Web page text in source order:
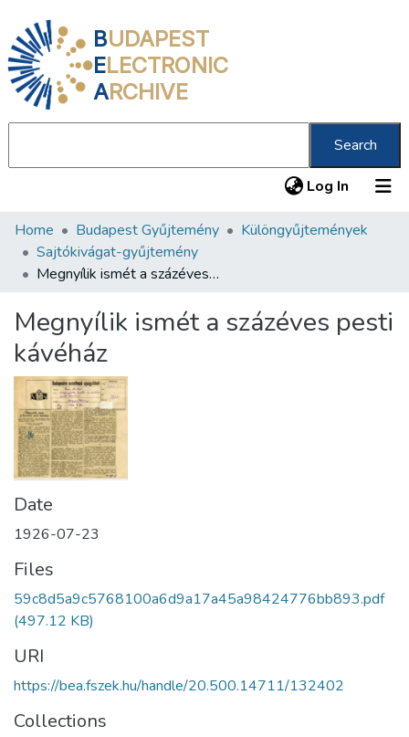
BUDAPEST
ELECTRONIC
ARCHIVE
Search
Log In (current)
Communities & Collections
All of DSpace
About us
Home Budapest Gyűjtemény
Különgyűjtemények
Sajtókivágat-gyűjtemény
Megnyílik ismét a százéves pesti kávéház
Megnyílik ismét a százéves pesti
kávéház
Date
1926-07-23
Files
59c8d5a9c5768100a6d9a17a45a98424776bb893.pdf
(497.12 KB)
URI
https://bea.fszek.hu/handle/20.500.14711/132402
Collections